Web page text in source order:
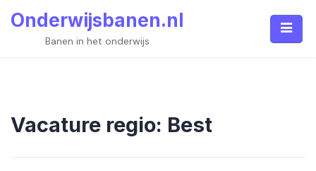
Onderwijsbanen.nl
Banen in het onderwijs
Vacature regio: Best